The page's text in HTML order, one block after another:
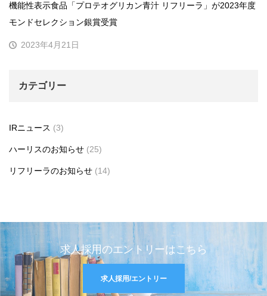
機能性表示食品「プロテオグリカン青汁 リフリーラ」が2023年度
モンドセレクション銀賞受賞
2023年4月21日
カテゴリー
IRニュース (3)
ハーリスのお知らせ (25)
リフリーラのお知らせ (14)
求人採用のエントリーはこちら
求人採用/エントリー